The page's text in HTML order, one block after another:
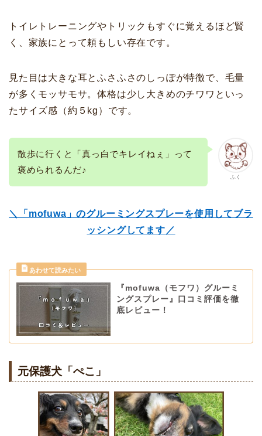
トイレトレーニングやトリックもすぐに覚えるほど賢
く、家族にとって頼もしい存在です。
見た目は大きな耳とふさふさのしっぽが特徴で、毛量
が多くモッサモサ。体格は少し大きめのチワワといっ
たサイズ感（約５kg）です。
ふく
散歩に行くと「真っ白でキレイねぇ」って
褒められるんだ♪
＼「mofuwa」のグルーミングスプレーを使用してブラ
ッシングしてます／
『mofuwa（モフワ）グルーミ
ングスプレー』口コミ評価を徹
底レビュー！
元保護犬「ぺこ」